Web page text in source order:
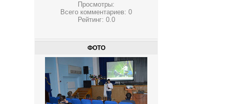
Просмотры:
Всего комментариев:0
Рейтинг: 0.0
ФОТО